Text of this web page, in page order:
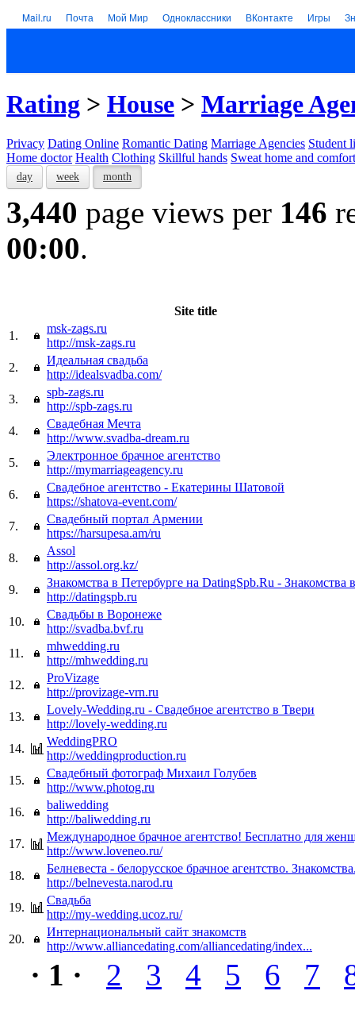
Mail.ru Почта Мой Мир Одноклассники ВКонтакте Игры
Rating > House > Marriage
Privacy Dating Online Romantic Dating Marriage Agencies Student
Home doctor Health Clothing Skillful hands Sweat home and comfort
day week month
3,440 page views per 146
00:00.
Site title
1.
msk-zags.ru
http://msk-zags.ru
2.
Идеальная свадьба
http://idealsvadba.com/
3.
spb-zags.ru
http://spb-zags.ru
4.
Свадебная Мечта
http://www.svadba-dream.ru
5.
Электронное брачное агентство
http://mymarriageagency.ru
6.
Свадебное агентство - Екатерины Шатовой
https://shatova-event.com/
7.
Свадебный портал Армении
https://harsupesa.am/ru
8.
Assol
http://assol.org.kz/
9.
Знакомства в Петербурге на DatingSpb.Ru - Знакомства
http://datingspb.ru
10.
Свадьбы в Воронеже
http://svadba.bvf.ru
11.
mhwedding.ru
http://mhwedding.ru
12.
ProVizage
http://provizage-vrn.ru
13.
Lovely-Wedding.ru - Свадебное агентство в Твери
http://lovely-wedding.ru
14.
WeddingPRO
http://weddingproduction.ru
15.
Свадебный фотограф Михаил Голубев
http://www.photog.ru
16.
baliwedding
http://baliwedding.ru
17.
Международное брачное агентство! Бесплатно для
http://www.loveneo.ru/
18.
Белневеста - белорусское брачное агентство.
http://belnevesta.narod.ru
19.
Свадьба
http://my-wedding.ucoz.ru/
20.
Интернациональный сайт знакомств
http://www.alliancedating.com/alliancedating/index...
· 1 · 2 3 4 5 6 7